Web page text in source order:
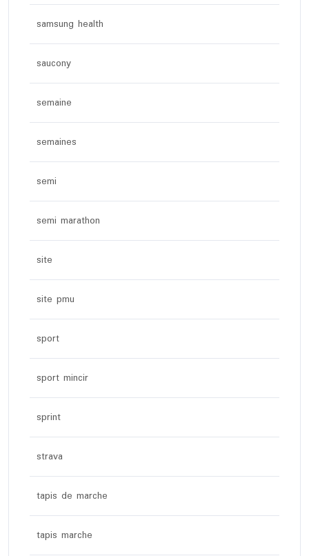
samsung health
saucony
semaine
semaines
semi
semi marathon
site
site pmu
sport
sport mincir
sprint
strava
tapis de marche
tapis marche